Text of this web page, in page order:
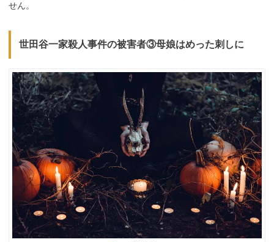
せん。
世田谷一家殺人事件の被害者③母娘はめった刺しに